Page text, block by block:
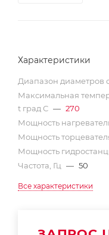
Характеристики
Диапазон диаметров
Максимальная
t град С — 270
Мощность
Мощность
Мощность
Частота, Гц — 50
Все характеристики